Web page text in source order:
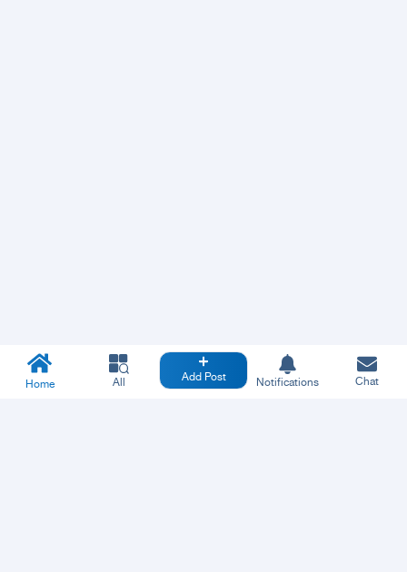
Home All Add Post Notifications Chat